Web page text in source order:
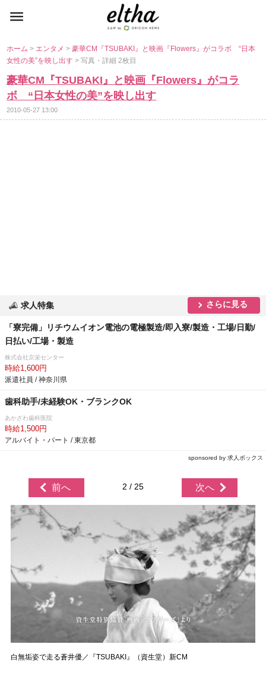
ホーム> エンタメ>豪華CM『TSUBAKI』と映画『Flowers』がコラボ “日本
女性の美”を映し出す> 写真・詳細 2枚目
豪華CM『TSUBAKI』と映画『Flowers』がコラ
ボ “日本女性の美”を映し出す
2010-05-27 13:00
求人特集 さらに見る
「寮完備」リチウムイオン電池の電極製造/即入寮/製造・工場/日勤/
日払い/工場・製造
株式会社京栄センター
時給1,600円
派遣社員 / 神奈川県
歯科助手/未経験OK・ブランクOK
あかざわ歯科医院
時給1,500円
アルバイト・パート / 東京都
sponsored by 求人ボックス
前へ 2 / 25 次へ
白無垢姿で走る蒼井優／『TSUBAKI』（資生堂）新CM